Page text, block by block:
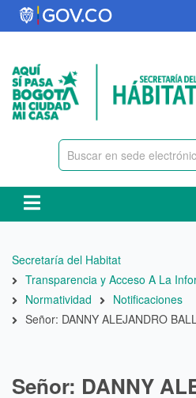
Pasar
al
principal
Ruta
de
navegación
Secretaría del Habitat
Transparencia y Acceso A La
Normatividad
Notificaciones
Señor: DANNY ALEJANDRO
Señor: DANNY